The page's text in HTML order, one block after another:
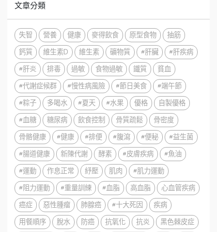
文章分類
失智 營養 健康 麥得飲食 原型食物
抽筋
鈣質
維生素D 維生素 礦物質 #肝臟
#肝疾病
#肝炎
排毒 過敏 食物過敏 鐵質
貧血
#代謝症候群
#慢性病風險 #節日美食
#端午節
#粽子
多喝水 #夏天 #水果 優格
自製優格
#血糖
糖尿病 飲食控制 骨質疏鬆
骨密度
骨骼健康
#健康 #排便 #腹瀉 #便秘
#益生菌
#腸道健康
新陳代謝 酵素 #皮膚疾病
#魚油
#運動
作息正常 紓壓 肌肉
#肌力運動
#阻力運動
#重量訓練 #血脂 高血脂
心血管疾病
癌症
惡性腫瘤 肺腺癌 #十大死因
疾病
用餐順序
脫水 防癌 抗氧化 抗炎
黑色棘皮症